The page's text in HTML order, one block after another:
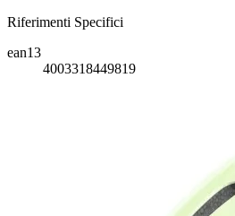
Riferimenti Specifici
ean13
4003318449819